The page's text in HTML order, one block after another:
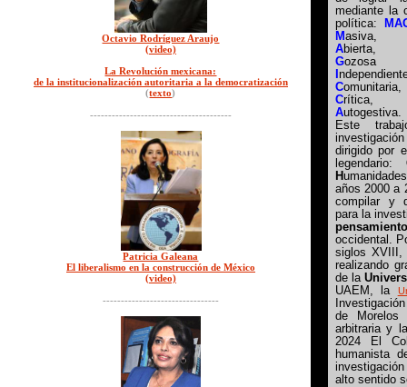
Octavio Rodríguez Araujo
(video)
La Revolución mexicana:
de la institucionalización autoritaria a la democratización
(texto)
---------------------------------------
Patricia Galeana
El liberalismo en la construcción de México
(video)
--------------------------------
mediante la
política:
Masiva,
Abierta,
Gozosa
Comunitaria,
Crítica,
Autogestiva.
Este
dirigido por
legendario:
H
años 2000 a
compilar y
para la
occidental.
siglos
realizando
de la
UAEM, la
de Morelos
arbitraria y
2024 El
humanista
alto sentido